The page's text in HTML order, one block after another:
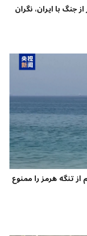
جنگ با ایران، نگران
تنگه هرمز را ممنوع